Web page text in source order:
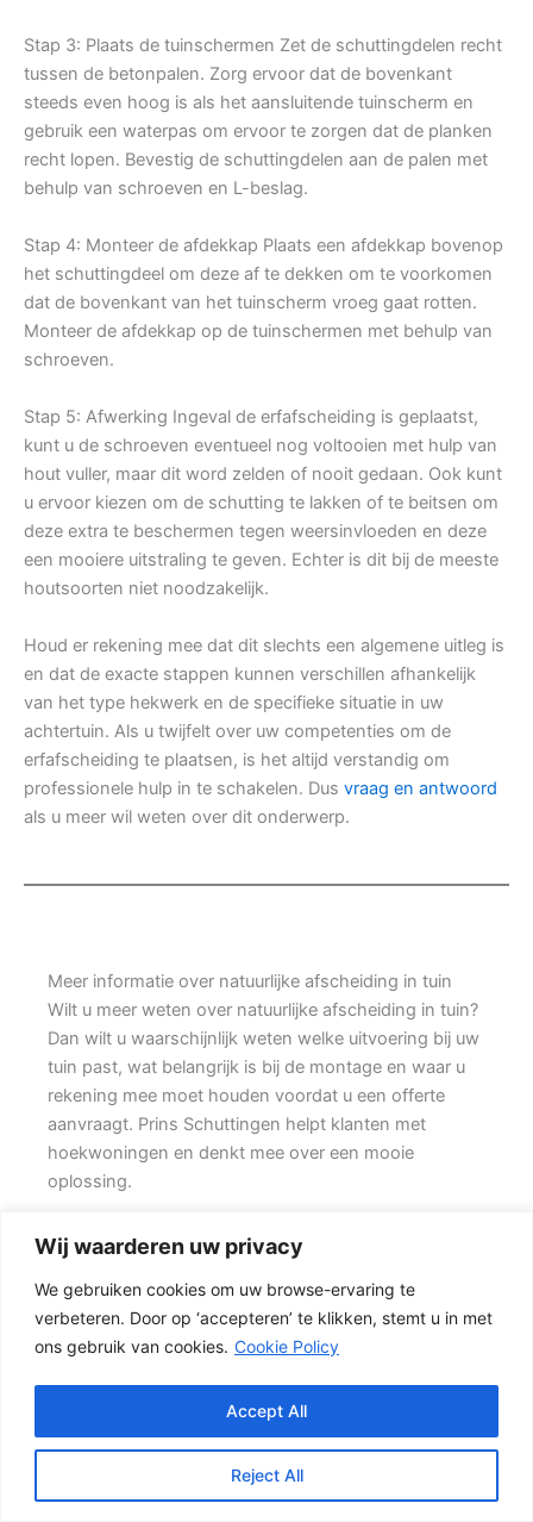
Wij waarderen uw privacy
We gebruiken cookies om uw browse-ervaring te
verbeteren. Door op ‘accepteren’ te klikken, stemt u in met
ons gebruik van cookies. Cookie Policy
Reject All
Accept All
Stap 3: Plaats de tuinschermen Zet de schuttingdelen recht
tussen de betonpalen. Zorg ervoor dat de bovenkant
steeds even hoog is als het aansluitende tuinscherm en
gebruik een waterpas om ervoor te zorgen dat de planken
recht lopen. Bevestig de schuttingdelen aan de palen met
behulp van schroeven en L-beslag.
Stap 4: Monteer de afdekkap Plaats een afdekkap bovenop
het schuttingdeel om deze af te dekken om te voorkomen
dat de bovenkant van het tuinscherm vroeg gaat rotten.
Monteer de afdekkap op de tuinschermen met behulp van
schroeven.
Stap 5: Afwerking Ingeval de erfafscheiding is geplaatst,
kunt u de schroeven eventueel nog voltooien met hulp van
hout vuller, maar dit word zelden of nooit gedaan. Ook kunt
u ervoor kiezen om de schutting te lakken of te beitsen om
deze extra te beschermen tegen weersinvloeden en deze
een mooiere uitstraling te geven. Echter is dit bij de meeste
houtsoorten niet noodzakelijk.
Houd er rekening mee dat dit slechts een algemene uitleg is
en dat de exacte stappen kunnen verschillen afhankelijk
van het type hekwerk en de specifieke situatie in uw
achtertuin. Als u twijfelt over uw competenties om de
erfafscheiding te plaatsen, is het altijd verstandig om
professionele hulp in te schakelen. Dus vraag en antwoord
als u meer wil weten over dit onderwerp.
Meer informatie over natuurlijke afscheiding in tuin
Wilt u meer weten over natuurlijke afscheiding in tuin?
Dan wilt u waarschijnlijk weten welke uitvoering bij uw
tuin past, wat belangrijk is bij de montage en waar u
rekening mee moet houden voordat u een offerte
aanvraagt. Prins Schuttingen helpt klanten met
hoekwoningen en denkt mee over een mooie
oplossing.
Een goede schutting begint bij een duidelijke keuze.
Wilt u zo min mogelijk onderhoud, dan is een
betonschutting of hout-beton combinatie vaak een
slimme keuze. Ook de ondergrond, de lengte van de
schutting en de aanwezigheid van poorten of hoeken
hebben invloed op de beste oplossing.
Schutting kiezen op basis van uitstraling en gebruik
Voor veel klanten is een hout-beton schutting de